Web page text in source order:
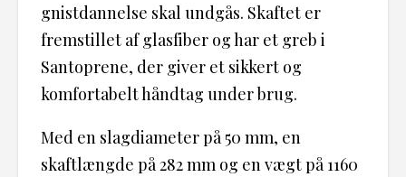
gnistdannelse skal undgås. Skaftet er
fremstillet af glasfiber og har et greb i
Santoprene, der giver et sikkert og
komfortabelt håndtag under brug.
Med en slagdiameter på 50 mm, en
skaftlængde på 282 mm og en vægt på 1160